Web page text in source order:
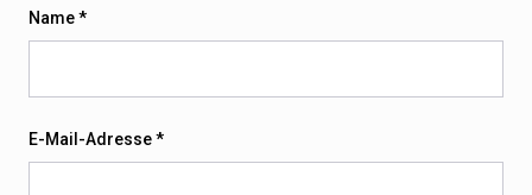
Name*
E-Mail-Adresse*